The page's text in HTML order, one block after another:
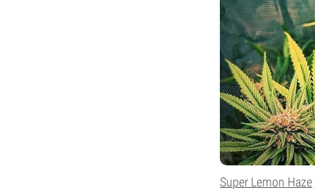
Super Lemon Haze